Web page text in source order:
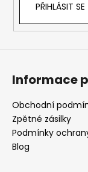
PŘIHLÁSIT SE
Informace
Obchodní
Zpětné zásilky
Podmínky
Blog